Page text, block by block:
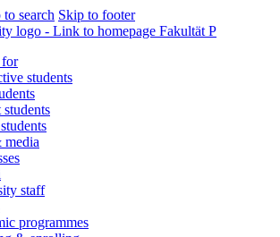
to search Skip to footer
Fakultät P
students
media
staff
programmes